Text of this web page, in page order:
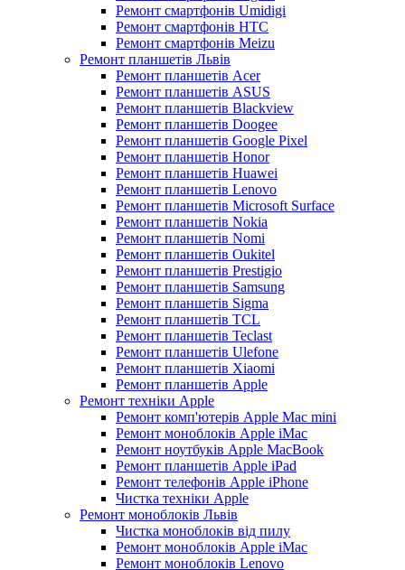
Ремонт смартфонів Umidigi
Ремонт смартфонів HTC
Ремонт смартфонів Meizu
Ремонт планшетів Львів
Ремонт планшетів Acer
Ремонт планшетів ASUS
Ремонт планшетів Blackview
Ремонт планшетів Doogee
Ремонт планшетів Google Pixel
Ремонт планшетів Honor
Ремонт планшетів Huawei
Ремонт планшетів Lenovo
Ремонт планшетів Microsoft Surface
Ремонт планшетів Nokia
Ремонт планшетів Nomi
Ремонт планшетів Oukitel
Ремонт планшетів Prestigio
Ремонт планшетів Samsung
Ремонт планшетів Sigma
Ремонт планшетів TCL
Ремонт планшетів Teclast
Ремонт планшетів Ulefone
Ремонт планшетів Xiaomi
Ремонт планшетів Apple
Ремонт техніки Apple
Ремонт комп'ютерів Apple Mac mini
Ремонт моноблоків Apple iMac
Ремонт ноутбуків Apple MacBook
Ремонт планшетів Apple iPad
Ремонт телефонів Apple iPhone
Чистка техніки Apple
Ремонт моноблоків Львів
Чистка моноблоків від пилу
Ремонт моноблоків Apple iMac
Ремонт моноблоків Lenovo